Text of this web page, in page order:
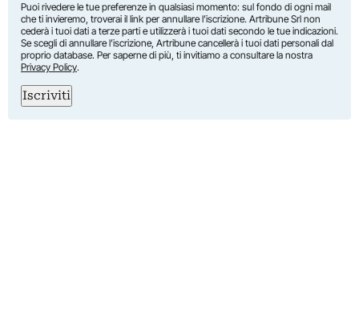
Puoi rivedere le tue preferenze in qualsiasi momento: sul fondo di ogni mail
che ti invieremo, troverai il link per annullare l’iscrizione. Artribune Srl non
cederà i tuoi dati a terze parti e utilizzerà i tuoi dati secondo le tue indicazioni.
Se scegli di annullare l’iscrizione, Artribune cancellerà i tuoi dati personali dal
proprio database. Per saperne di più, ti invitiamo a consultare la nostra
Privacy Policy.
Iscriviti